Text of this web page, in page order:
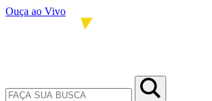
Ouça ao Vivo